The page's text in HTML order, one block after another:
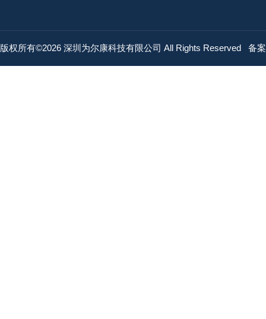
版权所有©2026 深圳为尔康科技有限公司 All Rights Reserved 备